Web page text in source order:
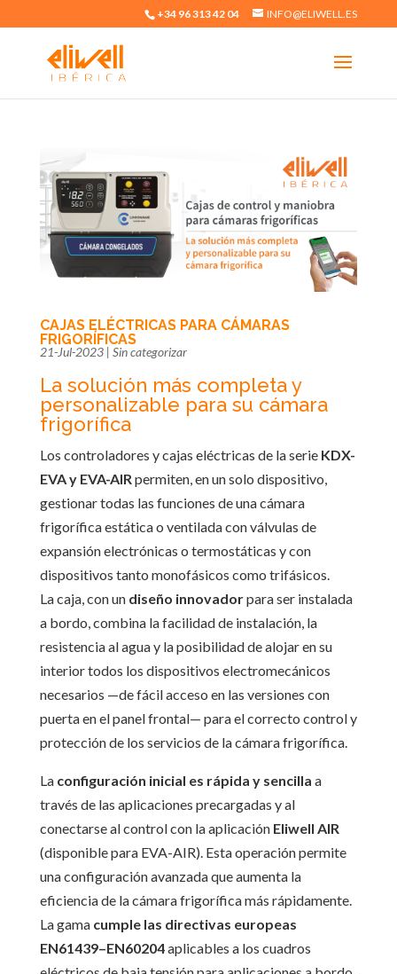
+34 96 313 42 04 INFO@ELIWELL.ES
CAJAS ELÉCTRICAS PARA CÁMARAS
FRIGORÍFICAS
21-Jul-2023| Sin categorizar
La solución más completa y
personalizable para su cámara
frigorífica
Los controladores y cajas eléctricas de la serie KDX-
EVA y EVA-AIRpermiten, en un solo dispositivo,
gestionar todas las funciones de una cámara
frigorífica estática o ventilada con válvulas de
expansión electrónicas o termostáticas y con
dispositivos tanto monofásicos como trifásicos.
La caja, con un diseño innovadorpara ser instalada
a bordo, combina la facilidad de instalación, la
resistencia al agua y la posibilidad de alojar en su
interior todos los dispositivos electromecánicos
necesarios —de fácil acceso en las versiones con
puerta en el panel frontal— para el correcto control y
protección de los servicios de la cámara frigorífica.
La configuración inicial es rápida y sencilla a
través de las aplicaciones precargadas y al
conectarse al control con la aplicación Eliwell AIR
(disponible para EVA-AIR). Esta operación permite
una configuración avanzada que aumenta la
eficiencia de la cámara frigorífica más rápidamente.
La gama cumple las directivas europeas
EN61439–EN60204aplicables a los cuadros